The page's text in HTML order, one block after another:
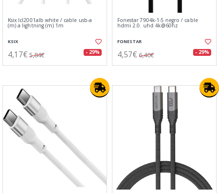
Ksix lcl2001alb white / cable usb-a
(m) a lightning (m) 1m
KSIX
4,17€ 5,84€ - 29%
Fonestar 7904k-1-5 negro / cable
hdmi 2.0. uhd 4k@60hz
FONESTAR
4,57€ 6,40€ - 29%